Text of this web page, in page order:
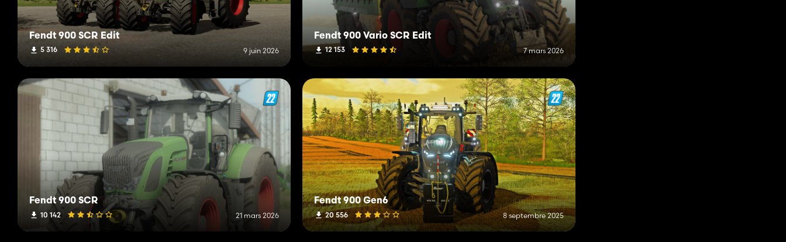
Fendt 900 SCR Edit
5 316 9 juin 2026
Fendt 900 Vario SCR Edit
12 153 7 mars 2026
Fendt 900 SCR
10 142 21 mars 2026
Fendt 900 Gen6
20 556 8 septembre 2025